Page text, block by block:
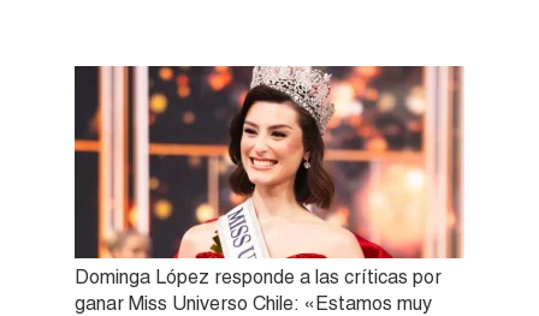
Dominga López responde a las críticas por
ganar Miss Universo Chile: «Estamos muy